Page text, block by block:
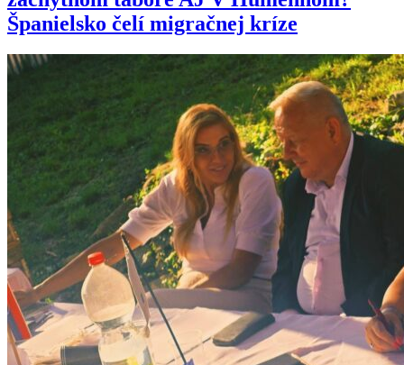
Španielsko čelí migračnej kríze